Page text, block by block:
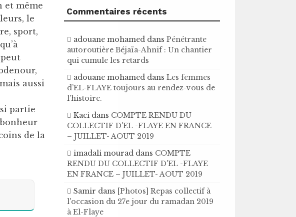
et même
le
sport,
aussi
partie
bonheur
de la
Commentaires récents
adouane mohamed dansPénétrante
autoroutière Béjaïa-Ahnif : Un chantier
qui cumule les retards
adouane mohamed dansLes femmes
d’EL-FLAYE toujours au rendez-vous de
l’histoire .
Kaci dans COMPTE RENDU DU
COLLECTIF D'EL -FLAYE EN FRANCE
– JUILLET- AOUT 2019
imadali mourad dans COMPTE
RENDU DU COLLECTIF D'EL -FLAYE
EN FRANCE – JUILLET- AOUT 2019
Samir dans [Photos] Repas collectif à
l'occasion du 27e jour du ramadan 2019
à El-Flaye